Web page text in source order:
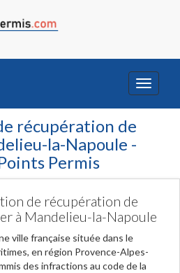
Toggle
récupération de
la-Napoule -
Permis
de récupération de
à Mandelieu-la-Napoule
ville française située dans le
en région Provence-Alpes-
des infractions au code de la